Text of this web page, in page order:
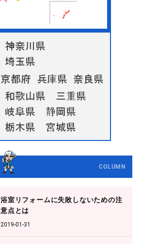
COLUMN
浴室リフォームに失敗しないための注
意点とは
2019-01-31